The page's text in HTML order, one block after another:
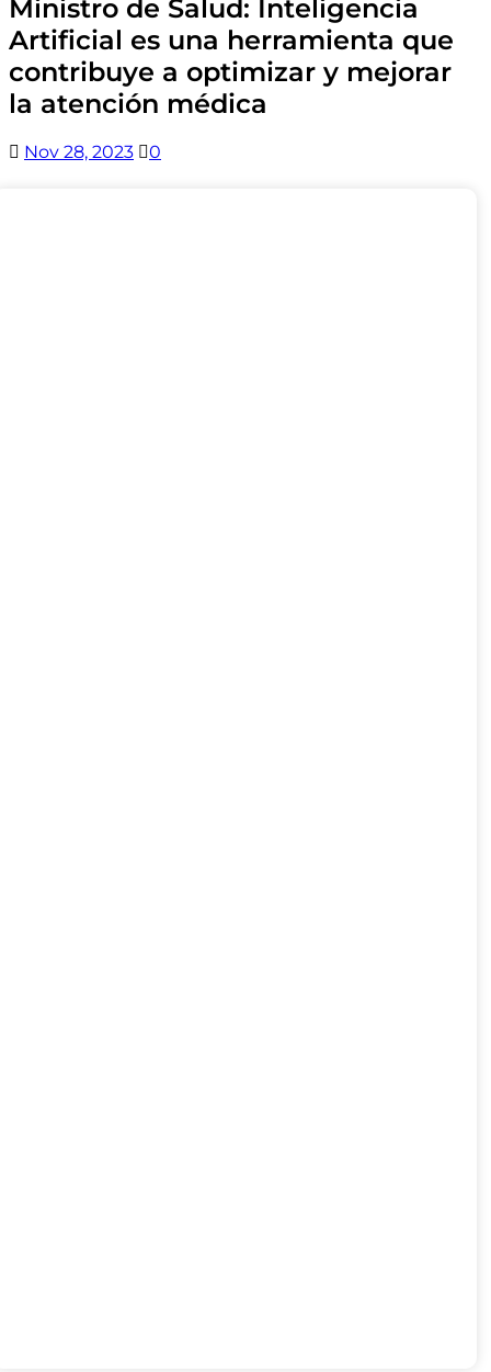
Ministro de Salud: Inteligencia
Artificial es una herramienta que
contribuye a optimizar y mejorar
la atención médica
Nov 28, 2023 0